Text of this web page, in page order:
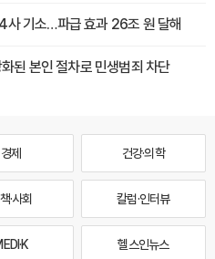
사 기소…파급 효과 26조 원 달해
된 본인 절차로 민생범죄 차단
경제 건강·의학
·사회 칼럼·인터뷰
헬스인뉴스